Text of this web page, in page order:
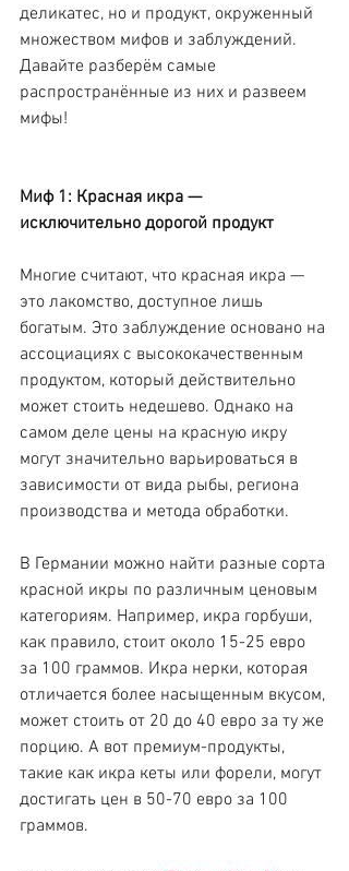
деликатес, но и продукт, окруженный
множеством мифов и заблуждений.
Давайте разберём самые
распространённые из них и развеем
мифы!
Миф 1: Красная икра —
исключительно дорогой продукт
Многие считают, что красная икра —
это лакомство, доступное лишь
богатым. Это заблуждение основано на
ассоциациях с высококачественным
продуктом, который действительно
может стоить недешево. Однако на
самом деле цены на красную икру
могут значительно варьироваться в
зависимости от вида рыбы, региона
производства и метода обработки.
В Германии можно найти разные сорта
красной икры по различным ценовым
категориям. Например, икра горбуши,
как правило, стоит около 15-25 евро
за 100 граммов. Икра нерки, которая
отличается более насыщенным вкусом,
может стоить от 20 до 40 евро за ту же
порцию. А вот премиум-продукты,
такие как икра кеты или форели, могут
достигать цен в 50-70 евро за 100
граммов.